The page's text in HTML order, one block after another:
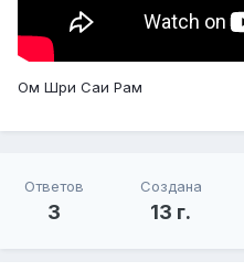
Ом Шри Саи Рам
Ответов
3
Создана
13 г.